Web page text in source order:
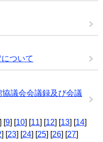
ついて
議会会議録及び会議
] [9] [10] [11] [12] [13] [14]
] [23] [24] [25] [26] [27]